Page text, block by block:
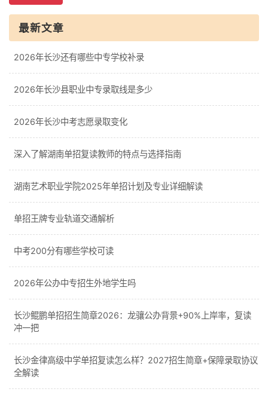
最新文章
2026年长沙还有哪些中专学校补录
2026年长沙县职业中专录取线是多少
2026年长沙中考志愿录取变化
深入了解湖南单招复读教师的特点与选择指南
湖南艺术职业学院2025年单招计划及专业详细解读
单招王牌专业轨道交通解析
中考200分有哪些学校可读
2026年公办中专招生外地学生吗
长沙鲲鹏单招招生简章2026：龙骧公办背景+90%上岸率，复读
冲一把
长沙金律高级中学单招复读怎么样？2027招生简章+保障录取协议
全解读